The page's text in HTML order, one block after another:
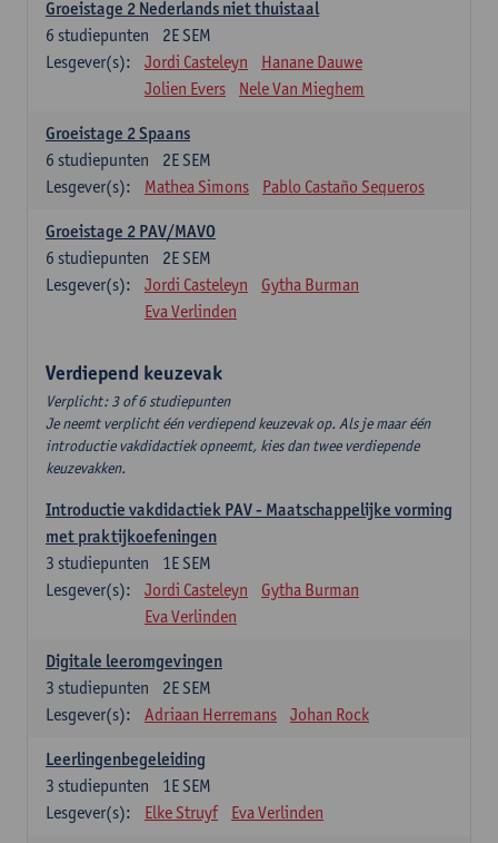
Groeistage 2 Nederlands niet thuistaal
2E SEM
6 studiepunten
Lesgever(s):
Jordi Casteleyn
Hanane Dauwe
Jolien Evers
Nele Van Mieghem
Groeistage 2 Spaans
2E SEM
6 studiepunten
Lesgever(s):
Mathea Simons Pablo Castaño Sequeros
Groeistage 2 PAV/MAVO
2E SEM
6 studiepunten
Lesgever(s):
Jordi Casteleyn
Gytha Burman
Eva Verlinden
Verdiepend keuzevak
Verplicht: 3 of 6 studiepunten
Je neemt verplicht één verdiepend keuzevak op. Als je maar één
introductie vakdidactiek opneemt, kies dan twee verdiepende
keuzevakken.
Introductie vakdidactiek PAV - Maatschappelijke vorming
met praktijkoefeningen
1E SEM
3 studiepunten
Lesgever(s):
Jordi Casteleyn
Gytha Burman
Eva Verlinden
Digitale leeromgevingen
2E SEM
3 studiepunten
Lesgever(s):
Adriaan Herremans Johan Rock
Leerlingenbegeleiding
1E SEM
3 studiepunten
Lesgever(s):
Elke Struyf Eva Verlinden